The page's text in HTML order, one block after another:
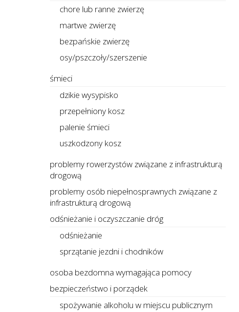
chore lub ranne zwierzę
martwe zwierzę
bezpańskie zwierzę
osy/pszczoły/szerszenie
śmieci
dzikie wysypisko
przepełniony kosz
palenie śmieci
uszkodzony kosz
problemy rowerzystów związane z infrastrukturą
drogową
problemy osób niepełnosprawnych związane z
infrastrukturą drogową
odśnieżanie i oczyszczanie dróg
odśnieżanie
sprzątanie jezdni i chodników
osoba bezdomna wymagająca pomocy
bezpieczeństwo i porządek
spożywanie alkoholu w miejscu publicznym